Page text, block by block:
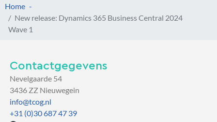
Home
New release: Dynamics 365 Business Central 2024
Wave 1
Contactgegevens
Nevelgaarde 54
3436 ZZ Nieuwegein
info@tcog.nl
+31 (0)30 687 47 39